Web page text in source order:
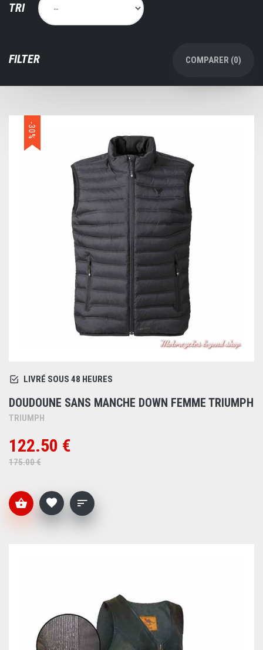
TRI
FILTER COMPARER (0)
-30%
LIVRÉ SOUS 48 HEURES
DOUDOUNE SANS MANCHE DOWN FEMME TRIUMPH
TRIUMPH
122.50 €
175.00 €